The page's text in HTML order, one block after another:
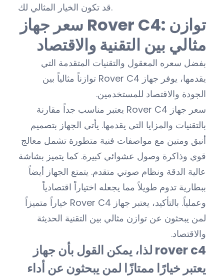
قد تكون الخيار المثالي لك.
سعر جهاز Rover C4: توازن
مثالي بين التقنية والاقتصاد
بفضل سعره المعقول والتقنيات المتقدمة التي
يقدمها، يوفر جهاز Rover C4 توازناً مثالياً بين
الجودة والاقتصاد للمستخدمين.
سعر جهاز Rover C4 يعتبر مناسب جداً مقارنة
بالتقنيات والمزايا التي يقدمها. يأتي الجهاز بتصميم
أنيق ومتين مع مواصفات فنية متطورة تشمل معالج
قوي وذاكرة وصول عشوائي كبيرة. كما يتميز بشاشة
عالية الدقة ونظام صوتي متقدم. يتمتع الجهاز أيضاً
ببطارية تدوم طويلاً مما يجعله اختياراً اقتصادياً
وعملياً. بالتأكيد، يعتبر جهاز Rover C4 خياراً متميزاً
لمن يبحثون عن توازن مثالي بين التقنية الحديثة
والاقتصاد.
لذا، يمكن القول بأن جهاز rover c4
يعتبر خيارًا ممتازًا لمن يبحثون عن أداء